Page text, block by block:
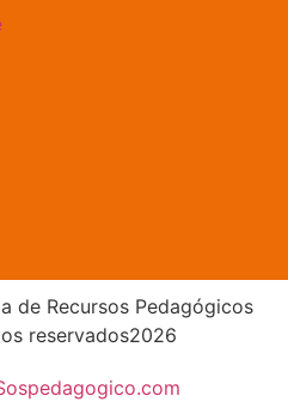
de Recursos Pedagógicos
reservados2026